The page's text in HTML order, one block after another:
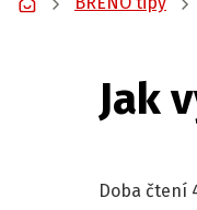
Jak
Doba čtení